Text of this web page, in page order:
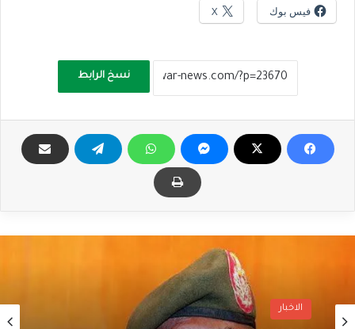
فيس بوك X
نسخ الرابط
الاخبار